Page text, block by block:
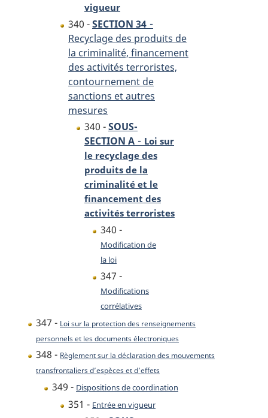
vigueur
340 -SECTION 34 -
Recyclage des produits de
la criminalité, financement
des activités terroristes,
contournement de
sanctions et autres
mesures
340 -SOUS-
SECTION A - Loi sur
le recyclage des
produits de la
criminalité et le
financement des
activités terroristes
340 -
Modification de
la loi
347 -
Modifications
corrélatives
347 - Loi sur la protection des renseignements
personnels et les documents électroniques
348 - Règlement sur la déclaration des mouvements
transfrontaliers d’espèces et d’effets
349 - Dispositions de coordination
351 - Entrée en vigueur